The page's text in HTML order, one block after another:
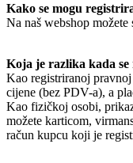
Kako se mogu
Na naš webshop
Koja je razlika kada
Kao registriranoj
cijene (bez PDV-a), a
Kao fizičkoj osobi,
možete karticom,
račun kupcu koji je